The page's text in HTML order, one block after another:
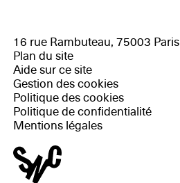
16 rue Rambuteau, 75003 Paris
Plan du site
Aide sur ce site
Gestion des cookies
Politique des cookies
Politique de confidentialité
Mentions légales